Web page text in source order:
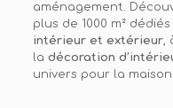
aménagement.
plus de 1000 m²
intérieur et extérieur,
la décoration
univers pour la maison.